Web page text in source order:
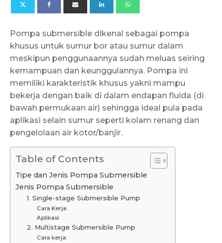
Pompa submersible dikenal sebagai pompa
khusus untuk sumur bor atau sumur dalam
meskipun penggunaannya sudah meluas seiring
kemampuan dan keunggulannya. Pompa ini
memiliki karakteristik khusus yakni mampu
bekerja dengan baik di dalam endapan fluida (di
bawah permukaan air) sehingga ideal pula pada
aplikasi selain sumur seperti kolam renang dan
pengelolaan air kotor/banjir.
Table of Contents
Tipe dan Jenis Pompa Submersible
Jenis Pompa Submersible
1. Single-stage Submersible Pump
Cara Kerja:
Aplikasi:
2. Multistage Submersible Pump
Cara kerja: